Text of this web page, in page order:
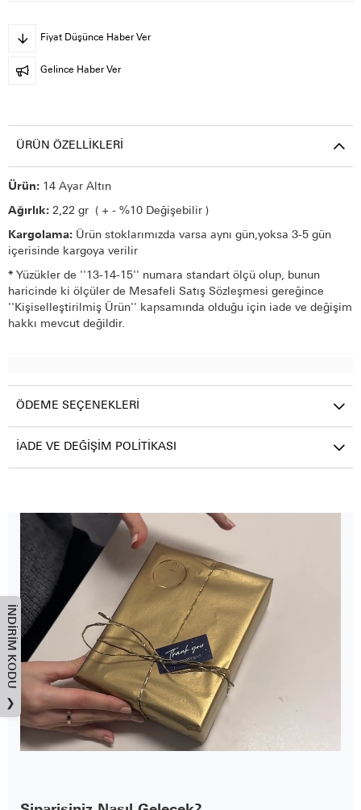
Fiyat Düşünce Haber Ver
Gelince Haber Ver
ÜRÜN ÖZELLIKLERI
Ürün: 14 Ayar Altın
Ağırlık: 2,22 gr ( + - %10 Değişebilir )
Kargolama: Ürün stoklarımızda varsa aynı gün,yoksa 3-5 gün
içerisinde kargoya verilir
* Yüzükler de ''13-14-15'' numara standart ölçü olup, bunun
haricinde ki ölçüler de Mesafeli Satış Sözleşmesi gereğince
''Kişiselleştirilmiş Ürün'' kapsamında olduğu için iade ve değişim
hakkı mevcut değildir.
ÖDEME SEÇENEKLERI
İADE VE DEĞIŞIM POLITIKASI
İNDIRIM KODU
❯